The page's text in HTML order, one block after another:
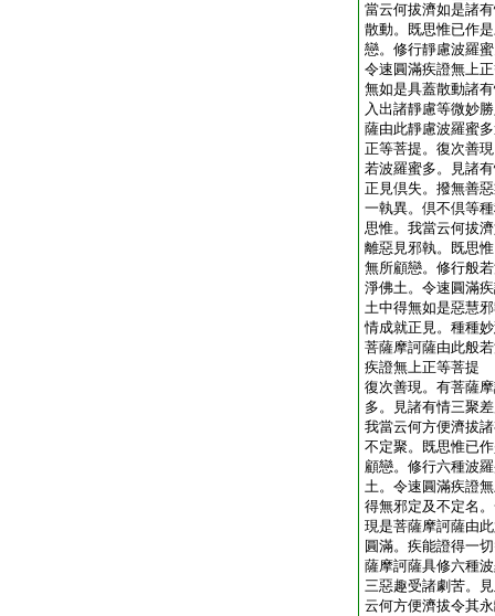
當云何拔濟如是諸
散動。既思惟已作
戀。修行靜慮波羅
令速圓滿疾證無上
無如是具蓋散動諸
入出諸靜慮等微妙
薩由此靜慮波羅蜜
正等菩提。復次善
若波羅蜜多。見諸
正見倶失。撥無善
一執異。倶不倶等
思惟。我當云何拔
離惡見邪執。既思
無所顧戀。修行般
淨佛土。令速圓滿
土中得無如是惡慧
情成就正見。種種
菩薩摩訶薩由此般
疾證無上正等菩提
復次善現。有菩薩
多。見諸有情三聚
我當云何方便濟拔
不定聚。既思惟已
顧戀。修行六種波
土。令速圓滿疾證
得無邪定及不定名
現是菩薩摩訶薩由
圓滿。疾能證得一
薩摩訶薩具修六種
三惡趣受諸劇苦。
云何方便濟拔令其